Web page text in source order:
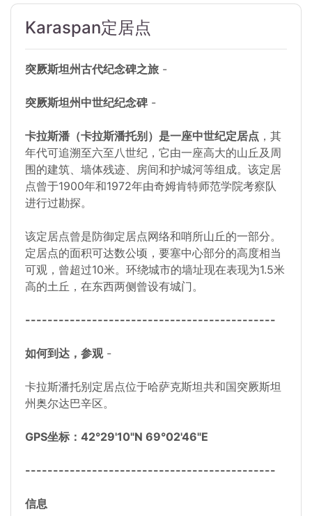
Karaspan定居点
突厥斯坦州古代纪念碑之旅 -
突厥斯坦州中世纪纪念碑-
卡拉斯潘（卡拉斯潘托别）是一座中世纪定居点 ，其
年代可追溯至六至八世纪，它由一座高大的山丘及周
围的建筑、墙体残迹、房间和护城河等组成。该定居
点曾于1900年和1972年由奇姆肯特师范学院考察队
进行过勘探。
该定居点曾是防御定居点网络和哨所山丘的一部分。
定居点的面积可达数公顷，要塞中心部分的高度相当
可观，曾超过10米。环绕城市的墙址现在表现为1.5米
高的土丘，在东西两侧曾设有城门。
---------------------------------------------
如何到达，参观-
卡拉斯潘托别定居点位于哈萨克斯坦共和国突厥斯坦
州奥尔达巴辛区。
GPS坐标：42°29'10"N 69°02'46"E
---------------------------------------------
信息